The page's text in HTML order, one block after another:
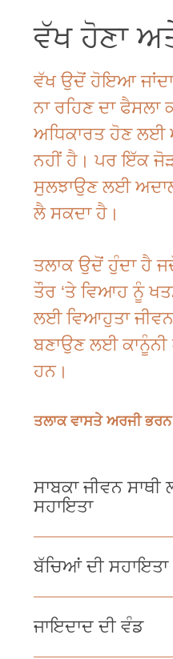
ਵੱਖ ਹੋਣਾ
ਵੱਖ ਉਦੋਂ ਹੋਇਆ
ਨਾ ਰਹਿਣ ਦਾ
ਅਧਿਕਾਰਤ ਹੋਣ ਲਈ
ਨਹੀਂ ਹੈ। ਪਰ ਇੱਕ
ਸੁਲਝਾਉਣ ਲਈ
ਲੈ ਸਕਦਾ ਹੈ।
ਤਲਾਕ ਉਦੋਂ ਹੁੰਦਾ ਹੈ
ਤੌਰ ‘ਤੇ ਵਿਆਹ ਨੂੰ
ਲਈ ਵਿਆਹੁਤਾ
ਬਣਾਉਣ ਲਈ
ਹਨ।
ਤਲਾਕ ਵਾਸਤੇ ਅਰਜੀ ਭਰਨ
ਸਾਬਕਾ ਜੀਵਨ
ਸਹਾਇਤਾ
ਬੱਚਿਆਂ ਦੀ ਸਹਾਇਤਾ
ਜਾਇਦਾਦ ਦੀ ਵੰਡ